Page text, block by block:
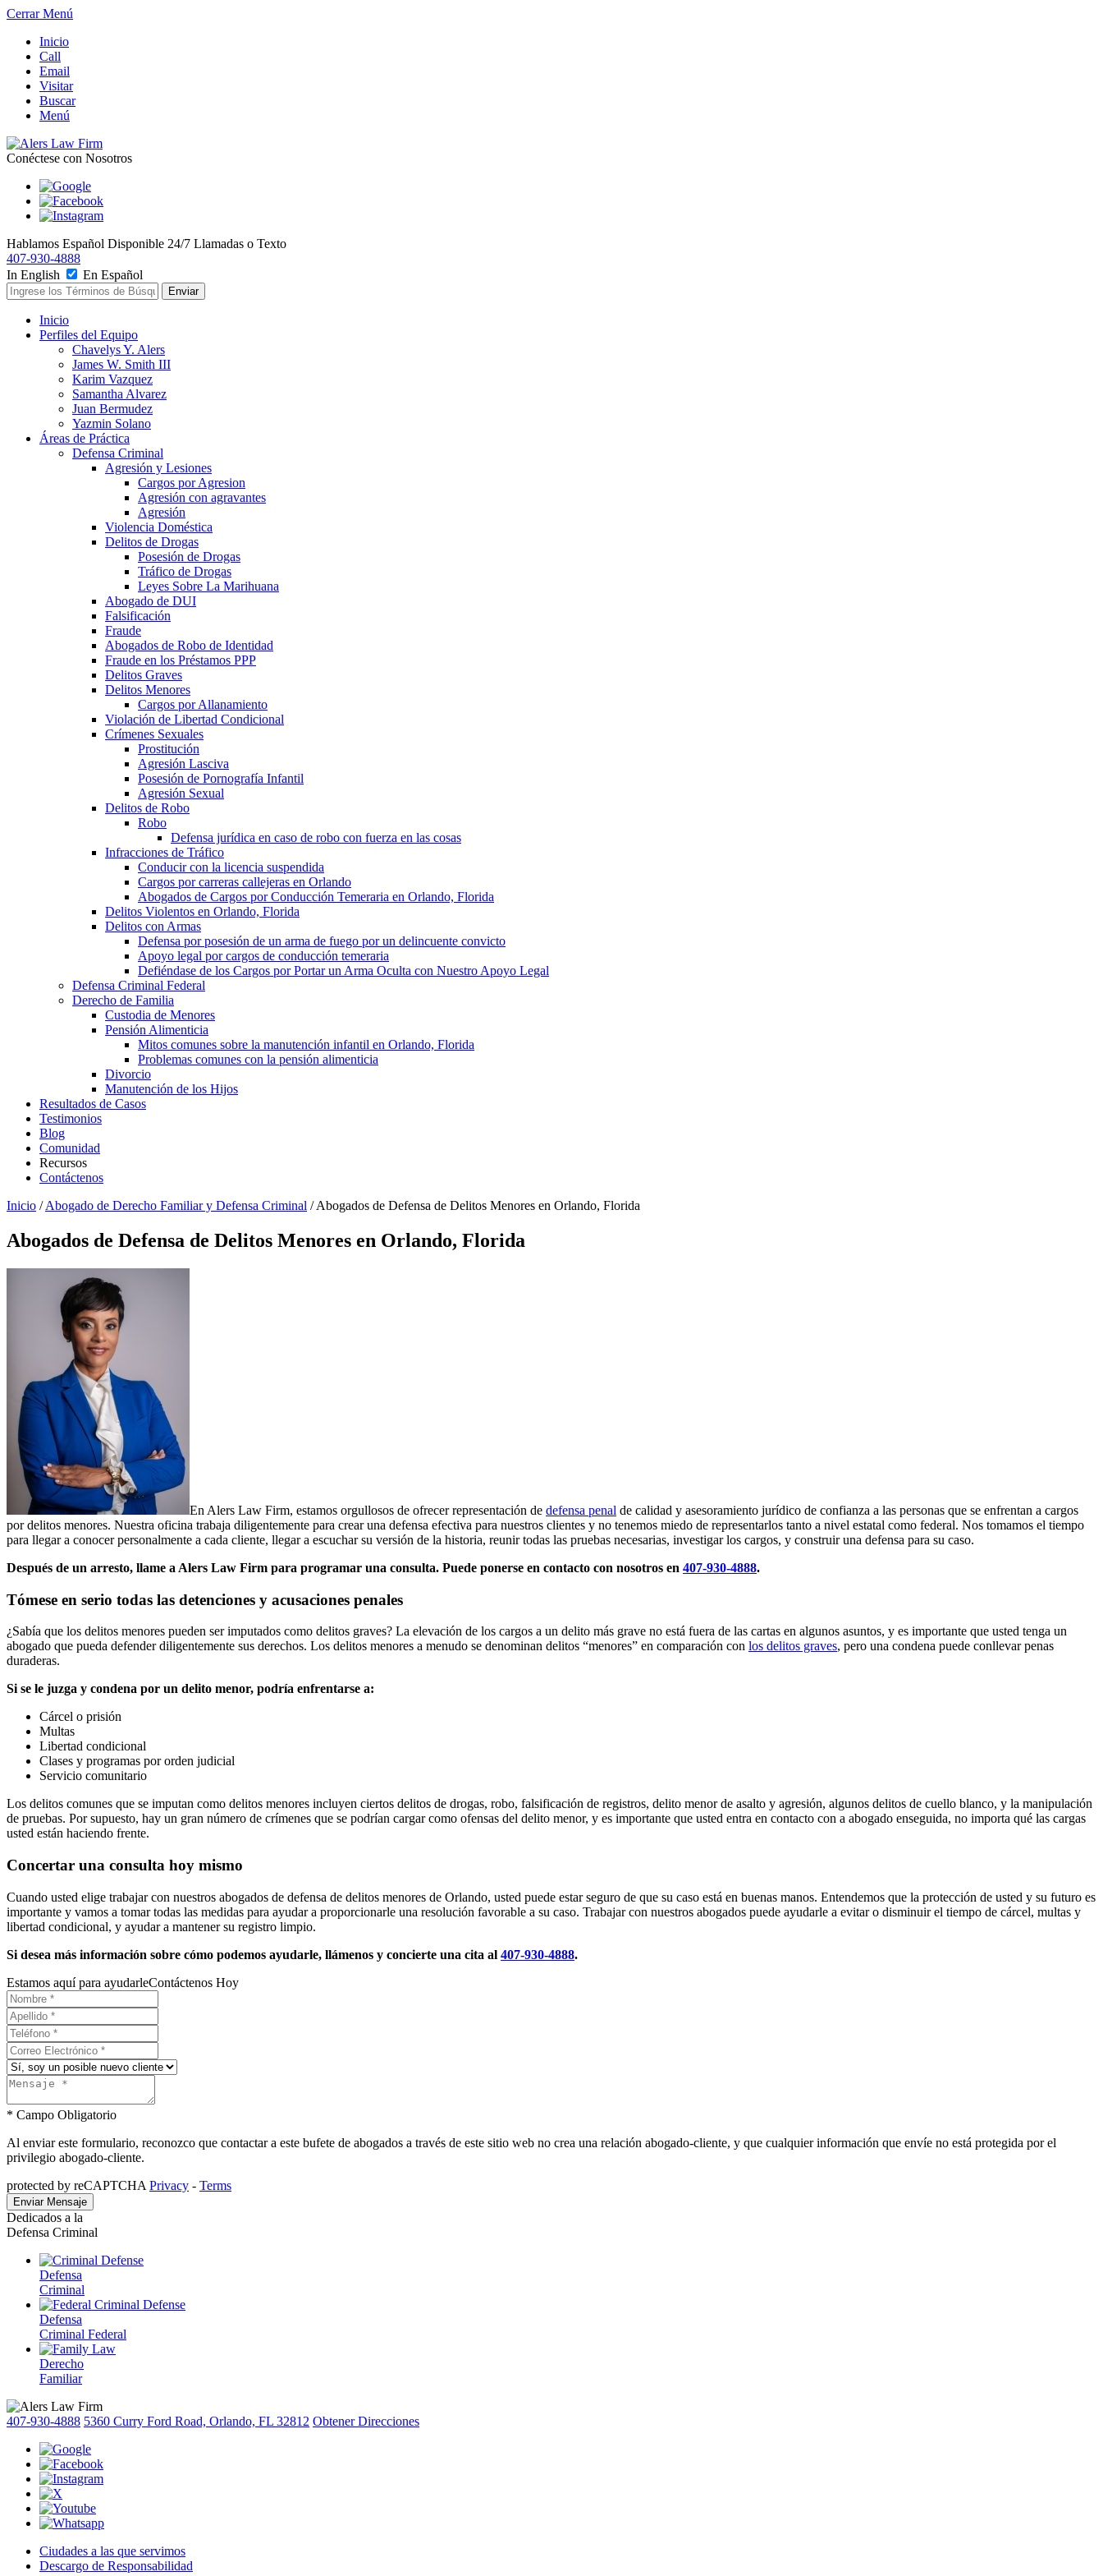
Cerrar Menú
Inicio
Call
Email
Visitar
Buscar
Menú
Conéctese con Nosotros
Hablamos Español Disponible 24/7 Llamadas o Texto
407-930-4888
In English
En Español
Inicio
Perfiles del Equipo
Chavelys Y. Alers
James W. Smith III
Karim Vazquez
Samantha Alvarez
Juan Bermudez
Yazmin Solano
Áreas de Práctica
Defensa Criminal
Agresión y Lesiones
Cargos por Agresion
Agresión con agravantes
Agresión
Violencia Doméstica
Delitos de Drogas
Posesión de Drogas
Tráfico de Drogas
Leyes Sobre La Marihuana
Abogado de DUI
Falsificación
Fraude
Abogados de Robo de Identidad
Fraude en los Préstamos PPP
Delitos Graves
Delitos Menores
Cargos por Allanamiento
Violación de Libertad Condicional
Crímenes Sexuales
Prostitución
Agresión Lasciva
Posesión de Pornografía Infantil
Agresión Sexual
Delitos de Robo
Robo
Defensa jurídica en caso de robo con fuerza en las cosas
Infracciones de Tráfico
Conducir con la licencia suspendida
Cargos por carreras callejeras en Orlando
Abogados de Cargos por Conducción Temeraria en Orlando, Florida
Delitos Violentos en Orlando, Florida
Delitos con Armas
Defensa por posesión de un arma de fuego por un delincuente convicto
Apoyo legal por cargos de conducción temeraria
Defiéndase de los Cargos por Portar un Arma Oculta con Nuestro Apoyo Legal
Defensa Criminal Federal
Derecho de Familia
Custodia de Menores
Pensión Alimenticia
Mitos comunes sobre la manutención infantil en Orlando, Florida
Problemas comunes con la pensión alimenticia
Divorcio
Manutención de los Hijos
Resultados de Casos
Testimonios
Blog
Comunidad
Recursos
Contáctenos
Inicio /Abogado de Derecho Familiar y Defensa Criminal /Abogados de Defensa de Delitos Menores en Orlando, Florida
Abogados de Defensa de Delitos Menores en Orlando, Florida
En Alers Law Firm, estamos orgullosos de ofrecer representación de defensa penal de calidad y asesoramiento jurídico de confianza a las personas que se enfrentan a cargos
por delitos menores. Nuestra oficina trabaja diligentemente para crear una defensa efectiva para nuestros clientes y no tenemos miedo de representarlos tanto a nivel estatal como federal. Nos tomamos el tiempo
para llegar a conocer personalmente a cada cliente, llegar a escuchar su versión de la historia, reunir todas las pruebas necesarias, investigar los cargos, y construir una defensa para su caso.
Después de un arresto, llame a Alers Law Firm para programar una consulta. Puede ponerse en contacto con nosotros en 407-930-4888.
Tómese en serio todas las detenciones y acusaciones penales
¿Sabía que los delitos menores pueden ser imputados como delitos graves? La elevación de los cargos a un delito más grave no está fuera de las cartas en algunos asuntos, y es importante que usted tenga un
abogado que pueda defender diligentemente sus derechos. Los delitos menores a menudo se denominan delitos “menores” en comparación con los delitos graves, pero una condena puede conllevar penas
duraderas.
Si se le juzga y condena por un delito menor, podría enfrentarse a:
Cárcel o prisión
Multas
Libertad condicional
Clases y programas por orden judicial
Servicio comunitario
Los delitos comunes que se imputan como delitos menores incluyen ciertos delitos de drogas, robo, falsificación de registros, delito menor de asalto y agresión, algunos delitos de cuello blanco, y la manipulación
de pruebas. Por supuesto, hay un gran número de crímenes que se podrían cargar como ofensas del delito menor, y es importante que usted entra en contacto con a abogado enseguida, no importa qué las cargas
usted están haciendo frente.
Concertar una consulta hoy mismo
Cuando usted elige trabajar con nuestros abogados de defensa de delitos menores de Orlando, usted puede estar seguro de que su caso está en buenas manos. Entendemos que la protección de usted y su futuro es
importante y vamos a tomar todas las medidas para ayudar a proporcionarle una resolución favorable a su caso. Trabajar con nuestros abogados puede ayudarle a evitar o disminuir el tiempo de cárcel, multas y
libertad condicional, y ayudar a mantener su registro limpio.
Si desea más información sobre cómo podemos ayudarle, llámenos y concierte una cita al 407-930-4888.
Estamos aquí para ayudarleContáctenos Hoy
* Campo Obligatorio
Al enviar este formulario, reconozco que contactar a este bufete de abogados a través de este sitio web no crea una relación abogado-cliente, y que cualquier información que envíe no está protegida por el
privilegio abogado-cliente.
protected by reCAPTCHA Privacy - Terms
Dedicados a la
Defensa Criminal
Defensa
Criminal
Defensa
Criminal Federal
Derecho
Familiar
407-930-4888 5360 Curry Ford Road, Orlando, FL 32812 Obtener Direcciones
Ciudades a las que servimos
Descargo de Responsabilidad